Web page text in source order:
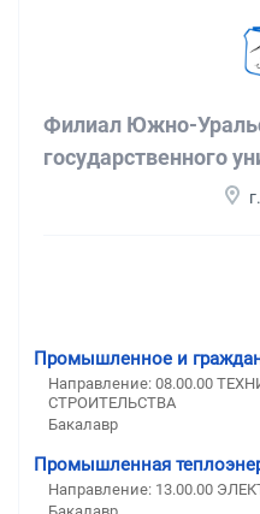
Филиал Южно-
государственного
Промышленное и
Направление: 08.00.00
СТРОИТЕЛЬСТВА
Бакалавр
Промышленная
Направление: 13.00.00